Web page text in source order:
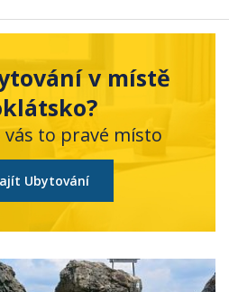
v místě
to pravé místo
Ubytování